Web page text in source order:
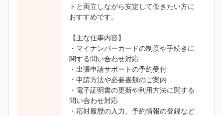
トと両立しながら安定して働きたい方に
おすすめです。
【主な仕事内容】
・マイナンバーカードの制度や手続きに
関する問い合わせ対応
・出張申請サポートの予約受付
・申請方法や必要書類のご案内
・電子証明書の更新や利用方法に関する
問い合わせ対応
・応対履歴の入力、予約情報の登録など